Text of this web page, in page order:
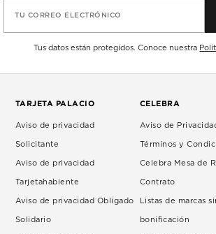
TU CORREO ELECTRÓNICO
Tus datos están protegidos. Conoce nuestra
TARJETA PALACIO
Aviso de privacidad
Solicitante
Aviso de privacidad
Tarjetahabiente
Aviso de privacidad Obligado
Solidario
CELEBRA
Aviso de
Términos y
Celebra Mesa de
Contrato
Listas de marcas
bonificación